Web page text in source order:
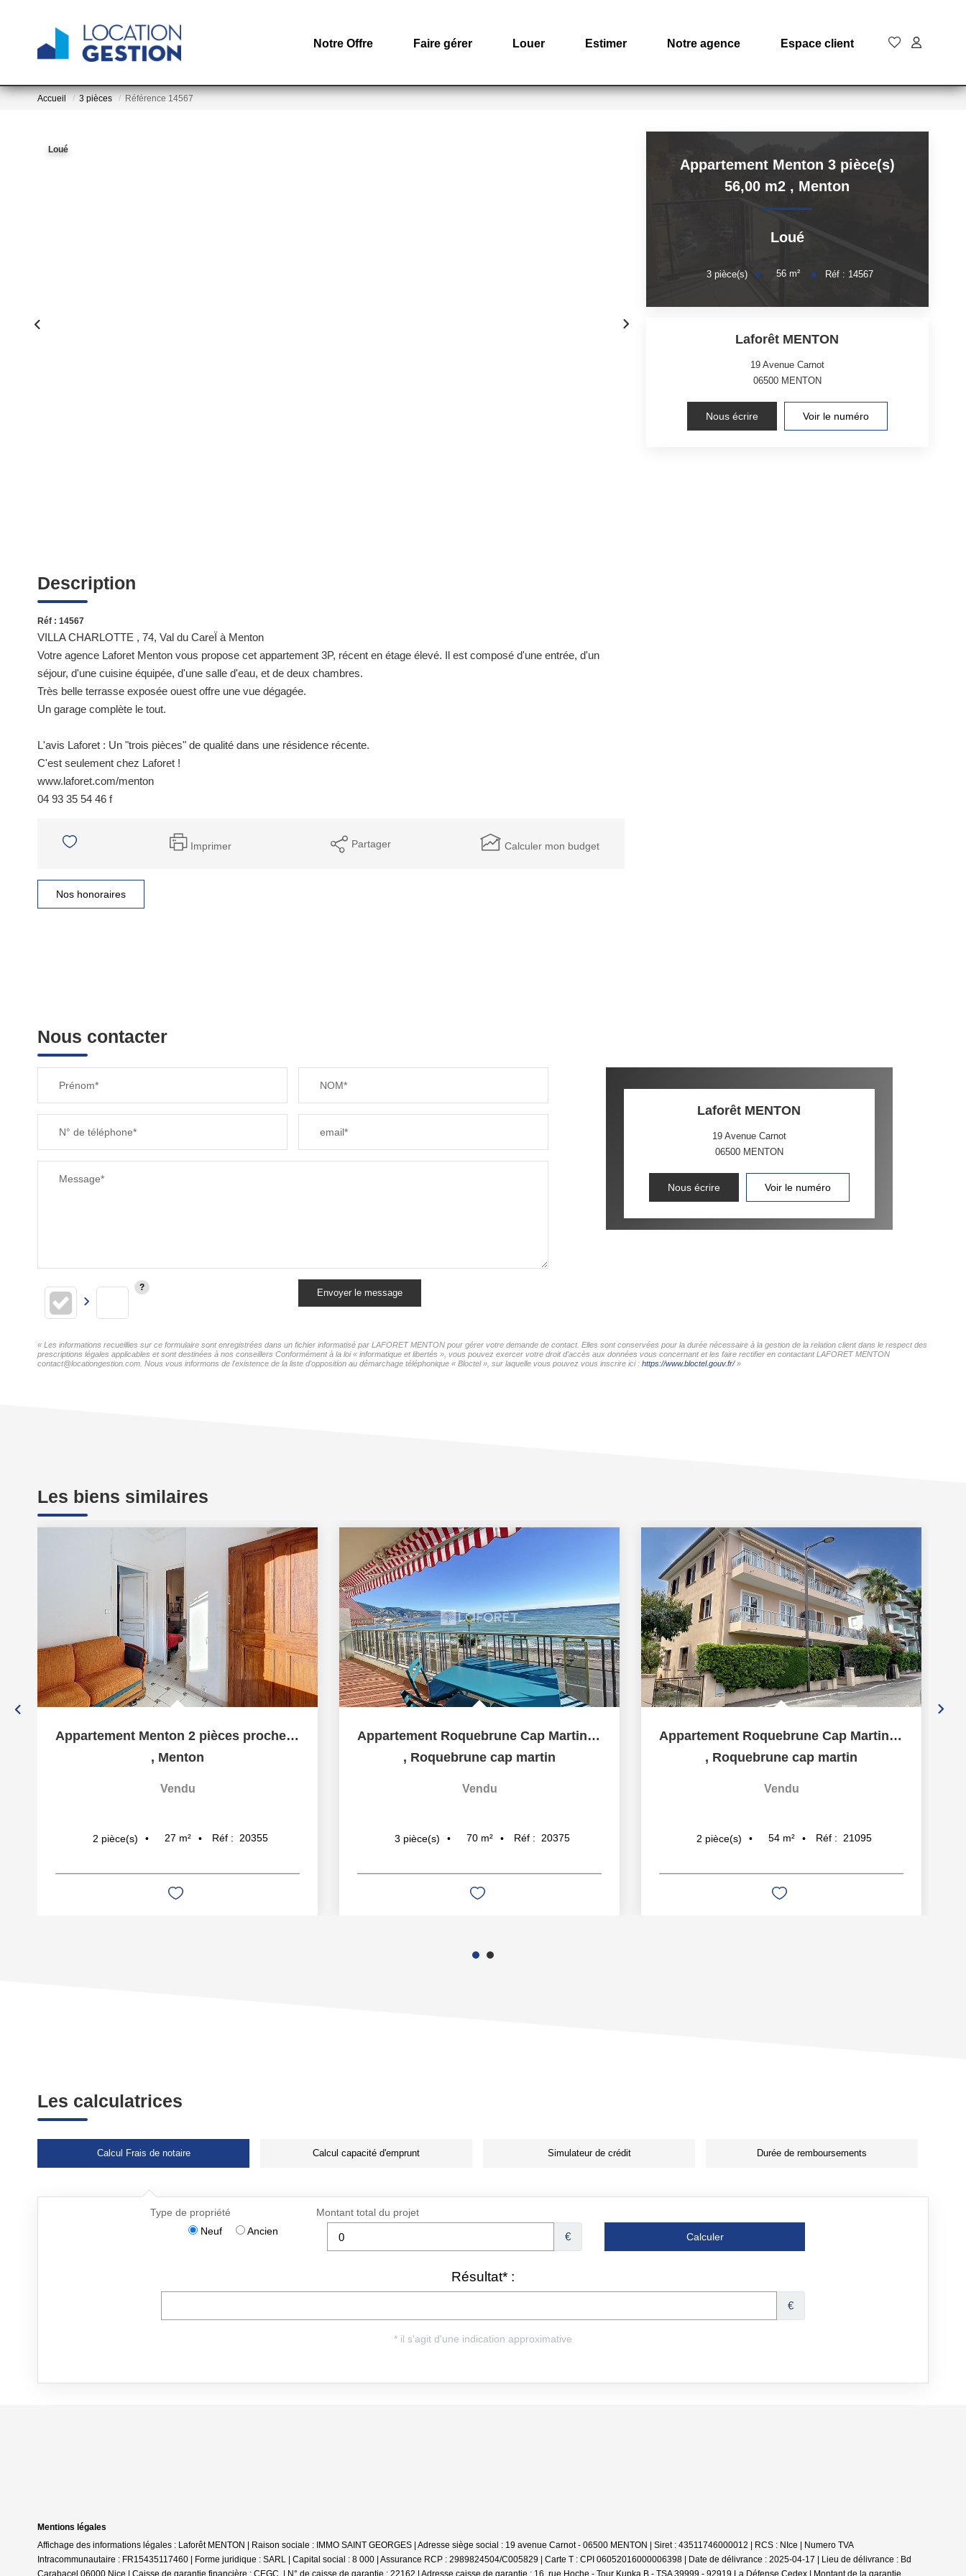
Notre Offre Faire gérer Louer Estimer Notre agence Espace client
Accueil 3 pièces Référence 14567
Loué
Description
Réf : 14567
VILLA CHARLOTTE , 74, Val du CareÏ à Menton
Votre agence Laforet Menton vous propose cet appartement 3P, récent en étage élevé. Il est composé d'une entrée, d'un
séjour, d'une cuisine équipée, d'une salle d'eau, et de deux chambres.
Très belle terrasse exposée ouest offre une vue dégagée.
Un garage complète le tout.
L'avis Laforet : Un "trois pièces" de qualité dans une résidence récente.
C'est seulement chez Laforet !
www.laforet.com/menton
04 93 35 54 46 f
Imprimer Partager Calculer mon budget
Nos honoraires
Appartement Menton 3 pièce(s)
56,00 m2 , Menton
Loué
3pièce(s) 56 m² Réf : 14567
Laforêt MENTON
19 Avenue Carnot
06500 MENTON
Nous écrire Voir le numéro
Nous contacter
Prénom* NOM*
N° de téléphone* email*
Message*
Envoyer le message
Laforêt MENTON
19 Avenue Carnot
06500 MENTON
Nous écrire Voir le numéro
« Les informations recueillies sur ce formulaire sont enregistrées dans un fichier informatisé par LAFORET MENTON pour gérer votre demande de contact. Elles sont conservées pour la durée nécessaire à la gestion de la relation client dans le respect des
prescriptions légales applicables et sont destinées à nos conseillers Conformément à la loi « informatique et libertés », vous pouvez exercer votre droit d'accès aux données vous concernant et les faire rectifier en contactant LAFORET MENTON
contact@locationgestion.com. Nous vous informons de l'existence de la liste d'opposition au démarchage téléphonique « Bloctel », sur laquelle vous pouvez vous inscrire ici : https://www.bloctel.gouv.fr/»
Les biens similaires
Appartement Menton 2 pièces proche centre ville
, Menton
Vendu
2 pièce(s) 27 m² Réf : 20355
Appartement Roquebrune Cap Martin 3 pièce(s) 70 m2
, Roquebrune cap martin
Vendu
3 pièce(s) 70 m² Réf : 20375
Appartement Roquebrune Cap Martin 2/3pièce(s) 54 m2
, Roquebrune cap martin
Vendu
2 pièce(s) 54 m² Réf : 21095
Les calculatrices
Calcul Frais de notaire Calcul capacité d'emprunt Simulateur de crédit Durée de remboursements
Mentions légales
Affichage des informations légales : Laforêt MENTON | Raison sociale : IMMO SAINT GEORGES | Adresse siège social : 19 avenue Carnot - 06500 MENTON | Siret : 43511746000012 | RCS : NIce | Numero TVA
Intracommunautaire : FR15435117460 | Forme juridique : SARL | Capital social : 8 000 | Assurance RCP : 2989824504/C005829 | Carte T : CPI 06052016000006398 | Date de délivrance : 2025-04-17 | Lieu de délivrance : Bd
Carabacel 06000 Nice | Caisse de garantie financière : CEGC. | N° de caisse de garantie : 22162 | Adresse caisse de garantie : 16, rue Hoche - Tour Kupka B - TSA 39999 - 92919 La Défense Cedex | Montant de la garantie